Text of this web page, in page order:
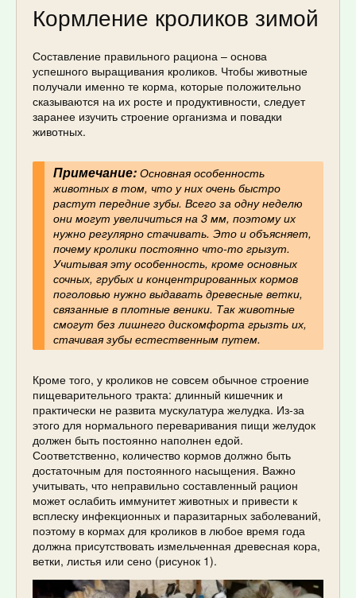
Кормление кроликов зимой
Составление правильного рациона – основа
успешного выращивания кроликов. Чтобы животные
получали именно те корма, которые положительно
сказываются на их росте и продуктивности, следует
заранее изучить строение организма и повадки
животных.
Примечание:Основная особенность
животных в том, что у них очень быстро
растут передние зубы. Всего за одну неделю
они могут увеличиться на 3 мм, поэтому их
нужно регулярно стачивать. Это и объясняет,
почему кролики постоянно что-то грызут.
Учитывая эту особенность, кроме основных
сочных, грубых и концентрированных кормов
поголовью нужно выдавать древесные ветки,
связанные в плотные веники. Так животные
смогут без лишнего дискомфорта грызть их,
стачивая зубы естественным путем.
Кроме того, у кроликов не совсем обычное строение
пищеварительного тракта: длинный кишечник и
практически не развита мускулатура желудка. Из-за
этого для нормального переваривания пищи желудок
должен быть постоянно наполнен едой.
Соответственно, количество кормов должно быть
достаточным для постоянного насыщения. Важно
учитывать, что неправильно составленный рацион
может ослабить иммунитет животных и привести к
всплеску инфекционных и паразитарных заболеваний,
поэтому в кормах для кроликов в любое время года
должна присутствовать измельченная древесная кора,
ветки, листья или сено (рисунок 1).